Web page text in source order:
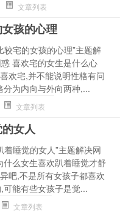
文章列表
孩的心理
较宅的女孩的心理”主题解
喜欢宅的女生是什么心
欢宅,并不能说明性格有问
分为内向与外向两种,...
文章列表
女人
着睡觉的女人”主题解决网
什么女生喜欢趴着睡觉才舒
吧,不是所有女孩子都喜欢
可能有些女孩子是觉...
文章列表